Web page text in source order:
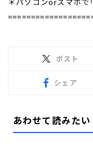
ポスト
シェア
あわせて読みたい